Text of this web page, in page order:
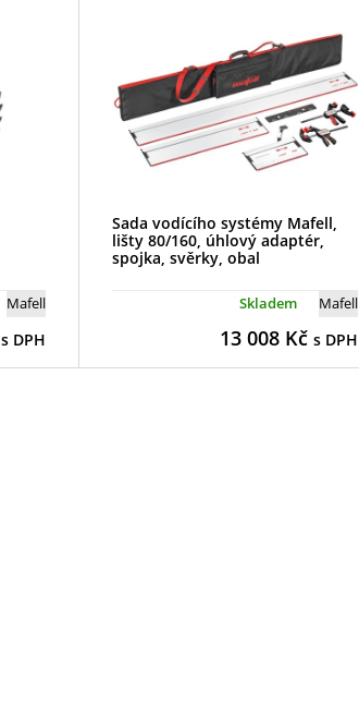
Mafell
s DPH
Sada vodícího systémy Mafell,
lišty 80/160, úhlový adaptér,
spojka, svěrky, obal
Mafell
Skladem
13 008Kč s DPH